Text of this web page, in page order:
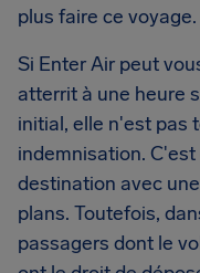
plus faire ce voyage.
Si Enter Air peut
atterrit à une heure
initial, elle n'est pas
indemnisation.
destination avec
plans. Toutefois,
passagers dont le